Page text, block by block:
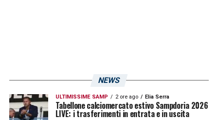
NEWS
ULTIMISSIME SAMP 2 ore ago Elia Serra
Tabellone calciomercato estivo Sampdoria 2026
LIVE: i trasferimenti in entrata e in uscita